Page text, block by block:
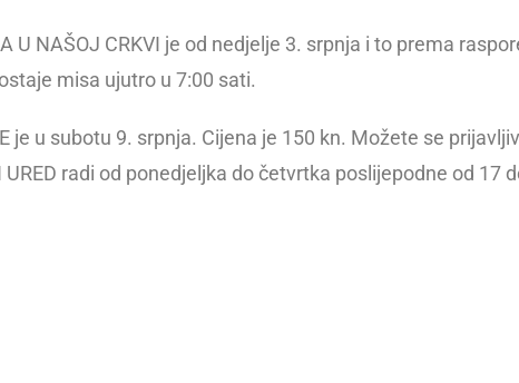
U NAŠOJ CRKVI je od nedjelje 3. srpnja i to prema
misa ujutro u 7:00 sati.
je u subotu 9. srpnja. Cijena je 150 kn. Možete se
URED radi od ponedjeljka do četvrtka poslijepodne od 17